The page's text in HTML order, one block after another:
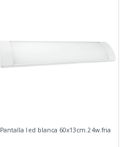
Pantalla led blanca 60x13cm.24w.fria